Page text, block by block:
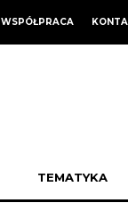
WSPÓŁPRACA
TEMATYKA